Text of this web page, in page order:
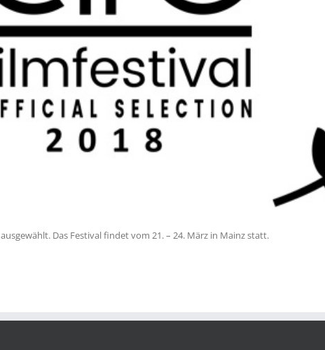
ausgewählt. Das Festival findet vom 21. – 24. März in Mainz statt.